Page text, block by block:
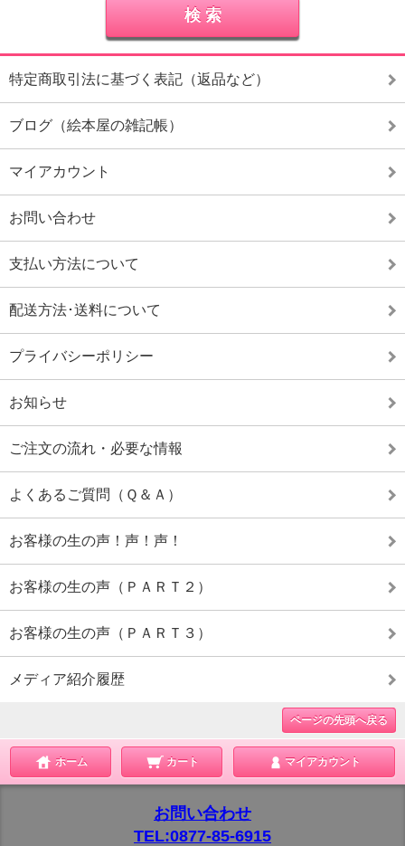
特定商取引法に基づく表記（返品など）
ブログ（絵本屋の雑記帳）
マイアカウント
お問い合わせ
支払い方法について
配送方法･送料について
プライバシーポリシー
お知らせ
ご注文の流れ・必要な情報
よくあるご質問（Ｑ＆Ａ）
お客様の生の声！声！声！
お客様の生の声（ＰＡＲＴ２）
お客様の生の声（ＰＡＲＴ３）
メディア紹介履歴
ページの先頭へ戻る
ホーム カート マイアカウント
お問い合わせ
TEL:0877-85-6915